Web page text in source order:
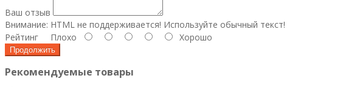
Ваш отзыв
Внимание: HTML не поддерживается! Используйте обычный текст!
Рейтинг Плохо Хорошо
Продолжить
Рекомендуемые товары